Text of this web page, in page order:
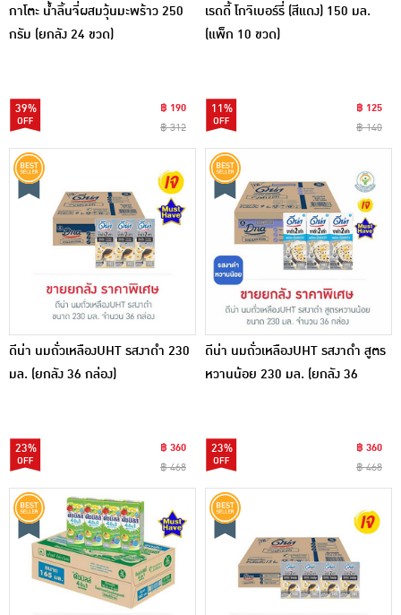
กาโตะ น้ำลิ้นจี่ผสมวุ้นมะพร้าว 250
กรัม (ยกลัง 24 ขวด)
39%
฿ 190
฿ 312
เรดดี้ โกจิเบอร์รี่ (สีแดง) 150 มล.
(แพ็ก 10 ขวด)
11%
฿ 125
฿ 140
ดีน่า นมถั่วเหลืองUHT รสงาดำ 230
มล. (ยกลัง 36 กล่อง)
23%
฿ 360
฿ 468
ดีน่า นมถั่วเหลืองUHT รสงาดำ สูตร
หวานน้อย 230 มล. (ยกลัง 36
23%
฿ 360
฿ 468